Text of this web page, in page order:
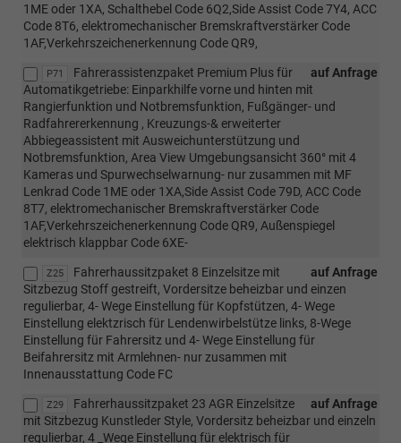
1ME oder 1XA, Schalthebel Code 6Q2,Side Assist Code 7Y4, ACC
Code 8T6, elektromechanischer Bremskraftverstärker Code
1AF,Verkehrszeichenerkennung Code QR9,
P71 auf Anfrage
Fahrerassistenzpaket Premium Plus für
Automatikgetriebe: Einparkhilfe vorne und hinten mit
Rangierfunktion und Notbremsfunktion, Fußgänger- und
Radfahrererkennung , Kreuzungs-& erweiterter
Abbiegeassistent mit Ausweichunterstützung und
Notbremsfunktion, Area View Umgebungsansicht 360° mit 4
Kameras und Spurwechselwarnung- nur zusammen mit MF
Lenkrad Code 1ME oder 1XA,Side Assist Code 79D, ACC Code
8T7, elektromechanischer Bremskraftverstärker Code
1AF,Verkehrszeichenerkennung Code QR9, Außenspiegel
elektrisch klappbar Code 6XE-
Z25 auf Anfrage
Fahrerhaussitzpaket 8 Einzelsitze mit
Sitzbezug Stoff gestreift, Vordersitze beheizbar und einzen
regulierbar, 4- Wege Einstellung für Kopfstützen, 4- Wege
Einstellung elektzrisch für Lendenwirbelstütze links, 8-Wege
Einstellung für Fahrersitz und 4- Wege Einstellung für
Beifahrersitz mit Armlehnen- nur zusammen mit
Innenausstattung Code FC
Z29 auf Anfrage
Fahrerhaussitzpaket 23 AGR Einzelsitze
mit Sitzbezug Kunstleder Style, Vordersitz beheizbar und einzeln
regulierbar, 4 _Wege Einstellung für elektrisch für